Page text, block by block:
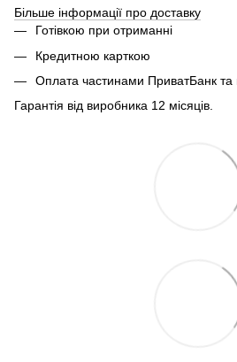
Більше інформації про доставку
Готівкою при отриманні
Кредитною карткою
Оплата частинами ПриватБанк
Гарантія від виробника 12 місяців.